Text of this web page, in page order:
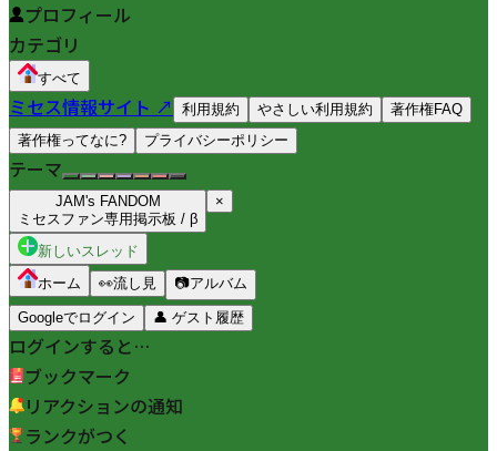
プロフィール
カテゴリ
すべて
ミセス情報サイト ↗ 利用規約 やさしい利用規約
著作権FAQ
著作権ってなに?
プライバシーポリシー
テーマ
JAM's FANDOM
ミセスファン専用掲示板 / β
×
新しいスレッド
ホーム
👀流し見 📷アルバム
Googleでログイン 👤 ゲスト履歴
ログインすると…
ブックマーク
リアクションの通知
ランクがつく